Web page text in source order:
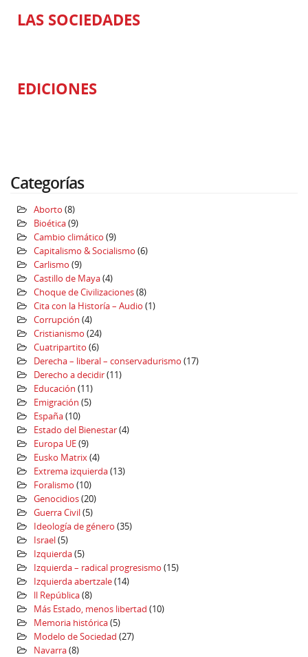
LAS SOCIEDADES
EDICIONES
Categorías
Aborto (8)
Bioética(9)
Cambio climático (9)
Capitalismo & Socialismo (6)
Carlismo (9)
Castillo de Maya(4)
Choque de Civilizaciones(8)
Cita con la Historía – Audio (1)
Corrupción (4)
Cristianismo (24)
Cuatripartito (6)
Derecha – liberal – conservadurismo (17)
Derecho a decidir(11)
Educación (11)
Emigración (5)
España(10)
Estado del Bienestar(4)
Europa UE(9)
Eusko Matrix(4)
Extrema izquierda(13)
Foralismo (10)
Genocidios(20)
Guerra Civil(5)
Ideología de género (35)
Israel(5)
Izquierda(5)
Izquierda – radical progresismo (15)
Izquierda abertzale(14)
ll República(8)
Más Estado, menos libertad (10)
Memoria histórica(5)
Modelo de Sociedad (27)
Navarra(8)